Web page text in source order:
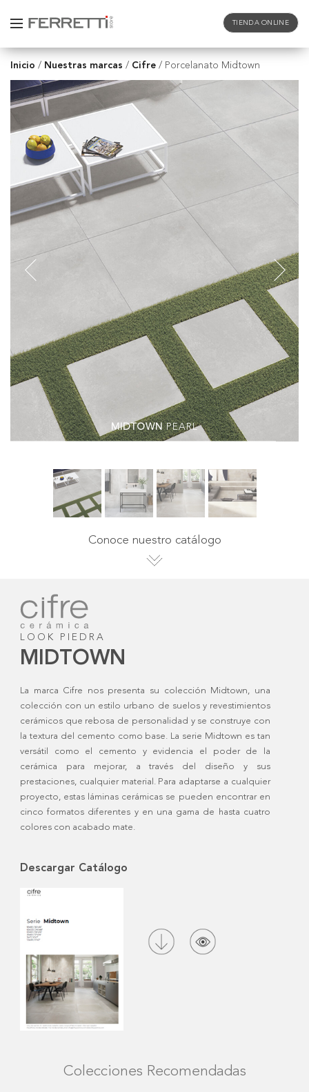
TIENDA ONLINE
Inicio / Nuestras marcas / Cifre / Porcelanato Midtown
MIDTOWNPEARL
Conoce nuestro catálogo
Descargar Catálogo
LOOK PIEDRA
MIDTOWN
La marca Cifre nos presenta su colección Midtown, una
colección con un estilo urbano de suelos y revestimientos
cerámicos que rebosa de personalidad y se construye con
la textura del cemento como base. La serie Midtown es tan
versátil como el cemento y evidencia el poder de la
cerámica para mejorar, a través del diseño y sus
prestaciones, cualquier material. Para adaptarse a cualquier
proyecto, estas láminas cerámicas se pueden encontrar en
cinco formatos diferentes y en una gama de hasta cuatro
colores con acabado mate.
Colecciones Recomendadas